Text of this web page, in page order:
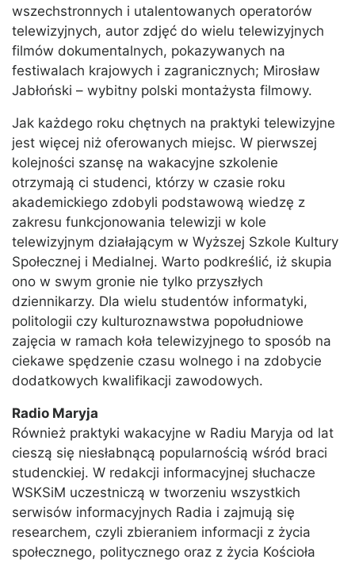
wszechstronnych i utalentowanych operatorów
telewizyjnych, autor zdjęć do wielu telewizyjnych
filmów dokumentalnych, pokazywanych na
festiwalach krajowych i zagranicznych; Mirosław
Jabłoński – wybitny polski montażysta filmowy.
Jak każdego roku chętnych na praktyki telewizyjne
jest więcej niż oferowanych miejsc. W pierwszej
kolejności szansę na wakacyjne szkolenie
otrzymają ci studenci, którzy w czasie roku
akademickiego zdobyli podstawową wiedzę z
zakresu funkcjonowania telewizji w kole
telewizyjnym działającym w Wyższej Szkole Kultury
Społecznej i Medialnej. Warto podkreślić, iż skupia
ono w swym gronie nie tylko przyszłych
dziennikarzy. Dla wielu studentów informatyki,
politologii czy kulturoznawstwa popołudniowe
zajęcia w ramach koła telewizyjnego to sposób na
ciekawe spędzenie czasu wolnego i na zdobycie
dodatkowych kwalifikacji zawodowych.
Radio Maryja
Również praktyki wakacyjne w Radiu Maryja od lat
cieszą się niesłabnącą popularnością wśród braci
studenckiej. W redakcji informacyjnej słuchacze
WSKSiM uczestniczą w tworzeniu wszystkich
serwisów informacyjnych Radia i zajmują się
researchem, czyli zbieraniem informacji z życia
społecznego, politycznego oraz z życia Kościoła